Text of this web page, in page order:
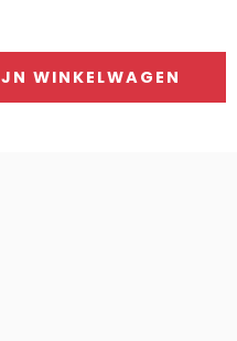
WINKELWAGEN